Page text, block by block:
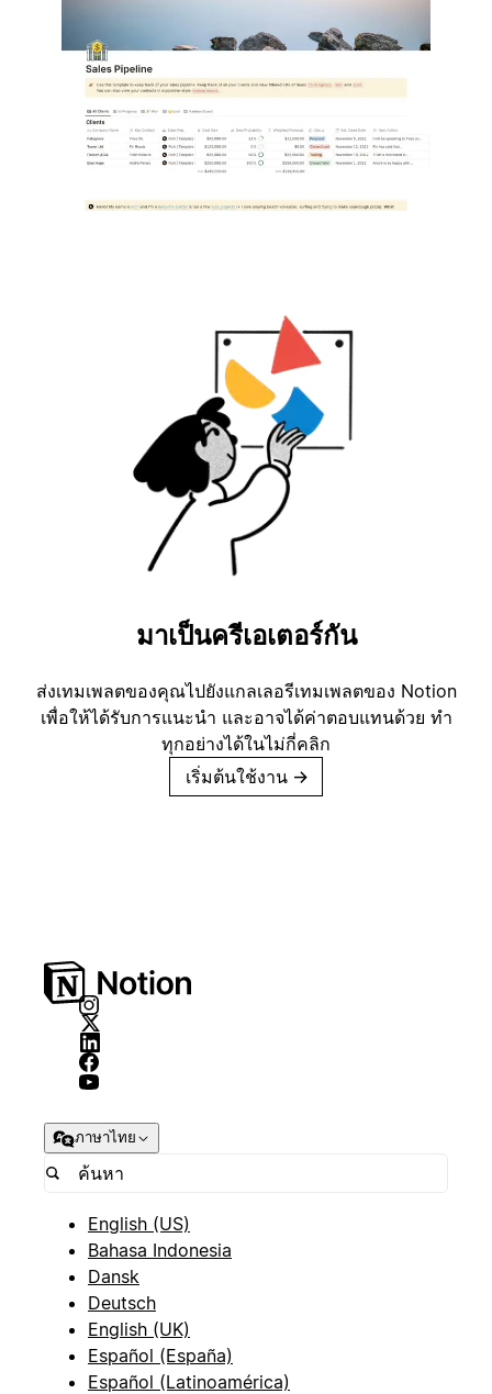
มาเป็นครีเอเตอร์กัน
ส่งเทมเพลตของคุณไปยังแกลเลอรีเทมเพลตของ Notion
เพื่อให้ได้รับการแนะนำ และอาจได้ค่าตอบแทนด้วย ทำ
ทุกอย่างได้ในไม่กี่คลิก
เริ่มต้นใช้งาน →
ภาษาไทย
English (US)
Bahasa Indonesia
Dansk
Deutsch
English (UK)
Español (España)
Español (Latinoamérica)